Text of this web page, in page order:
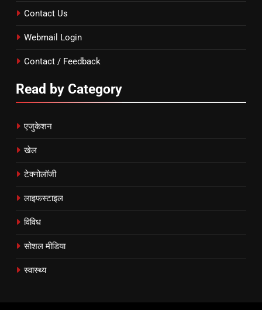
Contact Us
Webmail Login
Contact / Feedback
Read by Category
एजुकेशन
खेल
टेक्नोलॉजी
लाइफस्टाइल
विविध
सोशल मीडिया
स्वास्थ्य